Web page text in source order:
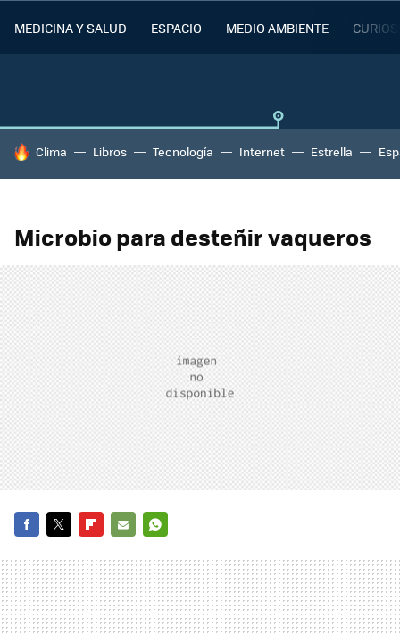
MEDICINA Y SALUD ESPACIO MEDIO AMBIENTE
HOY SE HABLA DE
Clima Libros Tecnología Internet Estrella
Microbio para desteñir vaqueros
MAIL